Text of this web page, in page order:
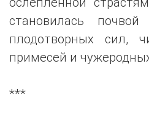
становилась
плодотворных сил,
примесей и
***